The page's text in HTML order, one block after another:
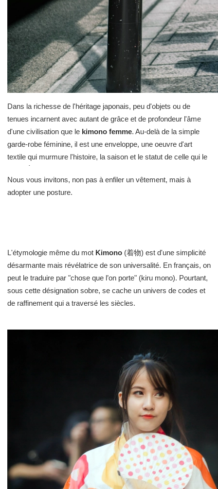
Dans la richesse de l'héritage japonais, peu d'objets ou de
tenues incarnent avec autant de grâce et de profondeur l'âme
d'une civilisation que le kimono femme. Au-delà de la simple
garde-robe féminine, il est une enveloppe, une oeuvre d'art
textile qui murmure l'histoire, la saison et le statut de celle qui le
noblesse de ses étoffes, il incarne une philosophie, le reflet
d'une élégance qui n'est pas tapageuse, mais intrinsèquement
Nous vous invitons, non pas à enfiler un vêtement, mais à
adopter une posture.
L'étymologie même du mot Kimono (着物) est d'une simplicité
désarmante mais révélatrice de son universalité. En français, on
peut le traduire par "chose que l’on porte" (kiru mono). Pourtant,
sous cette désignation sobre, se cache un univers de codes et
de raffinement qui a traversé les siècles.